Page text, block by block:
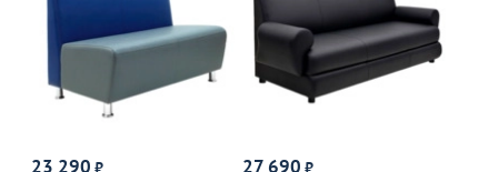
23 290 ₽ 27 690 ₽